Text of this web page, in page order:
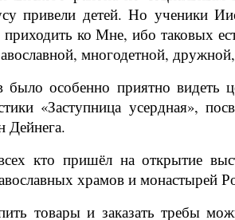
привели детей. Но ученики
приходить ко Мне, ибо таковых
многодетной,
было особенно приятно видеть
«Заступница усердная»,
Дейнега.
кто пришёл на открытие
храмов и монастырей
товары и заказать требы